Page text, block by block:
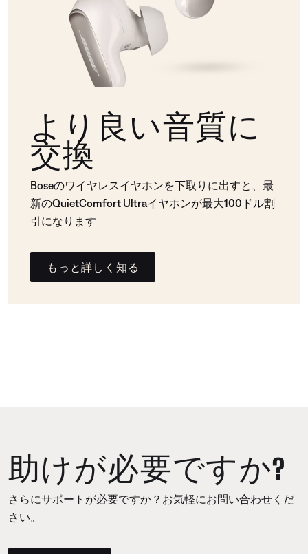
より良い音質に
交換
Boseのワイヤレスイヤホンを下取りに出すと、最
新のQuietComfort Ultraイヤホンが最大100ドル割
引になります
もっと詳しく知る
助けが必要ですか?
さらにサポートが必要ですか？お気軽にお問い合わせくだ
さい。